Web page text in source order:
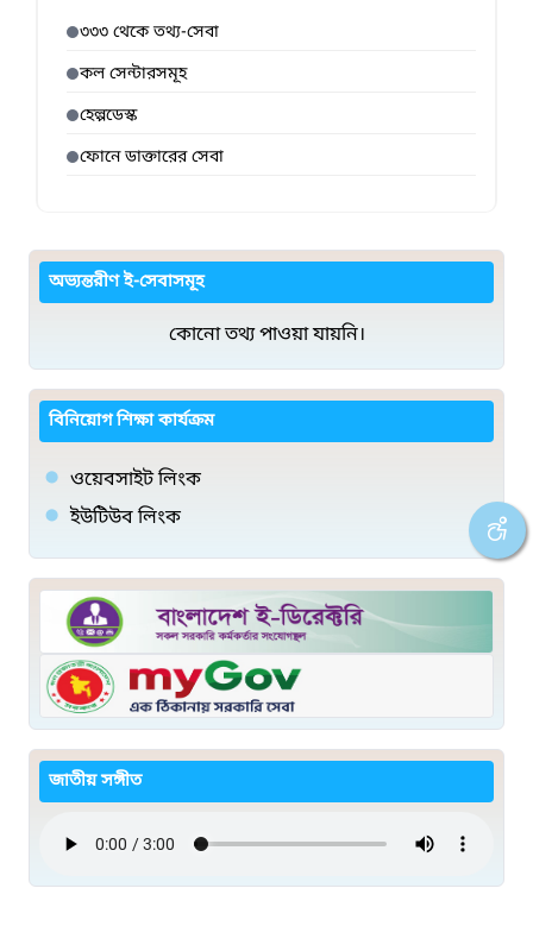
৩৩৩ থেকে তথ্য-সেবা
কল সেন্টারসমূহ
হেল্পডেস্ক
ফোনে ডাক্তারের সেবা
অভ্যন্তরীণ ই-সেবাসমূহ
কোনো তথ্য পাওয়া যায়নি।
বিনিয়োগ শিক্ষা কার্যক্রম
ওয়েবসাইট লিংক
ইউটিউব লিংক
জাতীয় সঙ্গীত